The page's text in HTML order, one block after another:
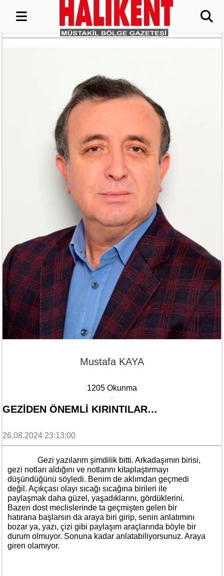
Mustafa KAYA
1205 Okunma
GEZİDEN ÖNEMLİ KIRINTILAR…
26.08.2024 23:13:00
Gezi yazılarım şimdilik bitti. Arkadaşımın birisi,
gezi notları aldığını ve notlarını kitaplaştırmayı
düşündüğünü söyledi. Benim de aklımdan geçmedi
değil. Açıkçası olayı sıcağı sıcağına birileri ile
paylaşmak daha güzel, yaşadıklarını, gördüklerini.
Bazen dost meclislerinde ta geçmişten gelen bir
hatırana başlarsın da araya biri girip, senin anlatımını
bozar ya, yazı, çizi gibi paylaşım araçlarında böyle bir
durum olmuyor. Sonuna kadar anlatabiliyorsunuz. Araya
giren olamıyor.